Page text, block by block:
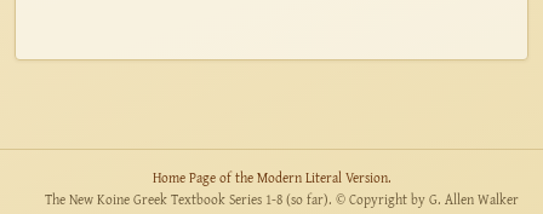
Home Page of the Modern Literal Version.
The New Koine Greek Textbook Series 1-8 (so far). © Copyright by G. Allen Walker